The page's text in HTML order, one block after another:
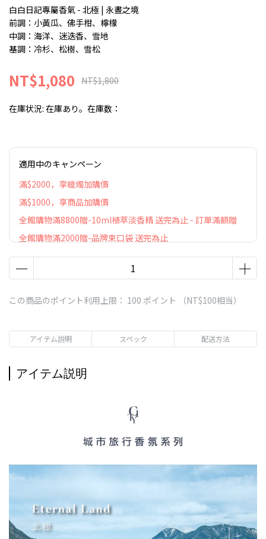
白白日記專屬香氣 - 北極 | 永晝之境
前調：小黃瓜、佛手柑、檸檬
中調：海洋、迷迭香、雪地
基調：冷杉、松樹、雪松
NT$1,080 NT$1,800
在庫状況: 在庫あり。在庫数：
適用中のキャンペーン
滿$2000，享蠟燭加購價
滿$1000，享商品加購價
全館購物滿8800贈-10ml植萃淡香精 送完為止 - 訂單滿額贈
全館購物滿2000贈-品牌束口袋 送完為止
この商品のポイント利用上限： 100 ポイント （NT$100相当）
アイテム説明 スペック 配送方法
アイテム説明